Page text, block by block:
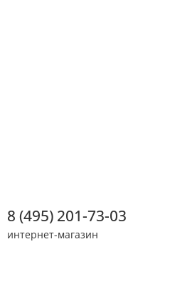
8 (495) 201-73-03
интернет-магазин